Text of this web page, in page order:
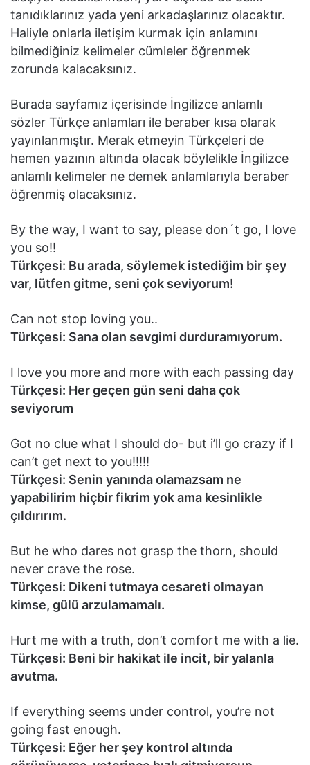
tanıdıklarınız yada yeni arkadaşlarınız olacaktır.
Haliyle onlarla iletişim kurmak için anlamını
bilmediğiniz kelimeler cümleler öğrenmek
zorunda kalacaksınız.
Burada sayfamız içerisinde İngilizce anlamlı
sözler Türkçe anlamları ile beraber kısa olarak
yayınlanmıştır. Merak etmeyin Türkçeleri de
hemen yazının altında olacak böylelikle İngilizce
anlamlı kelimeler ne demek anlamlarıyla beraber
öğrenmiş olacaksınız.
By the way, I want to say, please don´t go, I love
you so!!
Türkçesi: Bu arada, söylemek istediğim bir şey
var, lütfen gitme, seni çok seviyorum!
Can not stop loving you..
Türkçesi: Sana olan sevgimi durduramıyorum.
I love you more and more with each passing day
Türkçesi: Her geçen gün seni daha çok
seviyorum
Got no clue what I should do- but i’ll go crazy if I
can’t get next to you!!!!!
Türkçesi: Senin yanında olamazsam ne
yapabilirim hiçbir fikrim yok ama kesinlikle
çıldırırım.
But he who dares not grasp the thorn, should
never crave the rose.
Türkçesi: Dikeni tutmaya cesareti olmayan
kimse, gülü arzulamamalı.
Hurt me with a truth, don’t comfort me with a lie.
Türkçesi: Beni bir hakikat ile incit, bir yalanla
avutma.
If everything seems under control, you’re not
going fast enough.
Türkçesi: Eğer her şey kontrol altında